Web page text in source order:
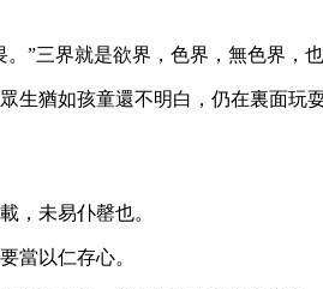
三界就是欲界，色界，無色界，
猶如孩童還不明白，仍在裏面玩
未易仆罄也。
以仁存心。